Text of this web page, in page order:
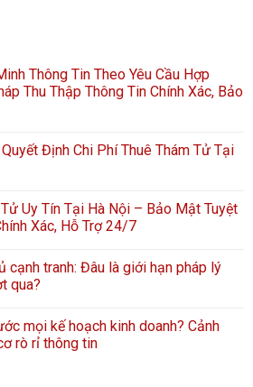
Thông Tin Theo Yêu Cầu Hợp
Thu Thập Thông Tin Chính Xác, Bảo
Định Chi Phí Thuê Thám Tử Tại
Uy Tín Tại Hà Nội – Bảo Mật Tuyệt
Xác, Hỗ Trợ 24/7
cạnh tranh: Đâu là giới hạn pháp lý
qua?
mọi kế hoạch kinh doanh? Cảnh
rò rỉ thông tin